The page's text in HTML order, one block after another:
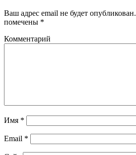
Ваш адрес email не будет опубликован.
помечены *
Комментарий
Имя *
Email *